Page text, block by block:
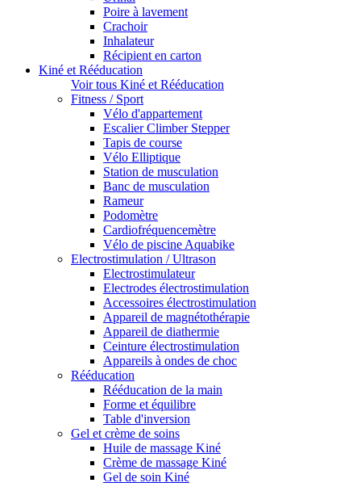
Poire à lavement
Crachoir
Inhalateur
Récipient en carton
Kiné et Rééducation
Voir tous Kiné et Rééducation
Fitness / Sport
Vélo d'appartement
Escalier Climber Stepper
Tapis de course
Vélo Elliptique
Station de musculation
Banc de musculation
Rameur
Podomètre
Cardiofréquencemètre
Vélo de piscine Aquabike
Electrostimulation / Ultrason
Electrostimulateur
Electrodes électrostimulation
Accessoires électrostimulation
Appareil de magnétothérapie
Appareil de diathermie
Ceinture électrostimulation
Appareils à ondes de choc
Rééducation
Rééducation de la main
Forme et équilibre
Table d'inversion
Gel et crème de soins
Huile de massage Kiné
Crème de massage Kiné
Gel de soin Kiné